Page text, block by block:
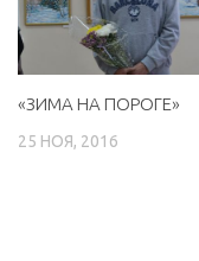
«ЗИМА НА ПОРОГЕ»
25 НОЯ, 2016